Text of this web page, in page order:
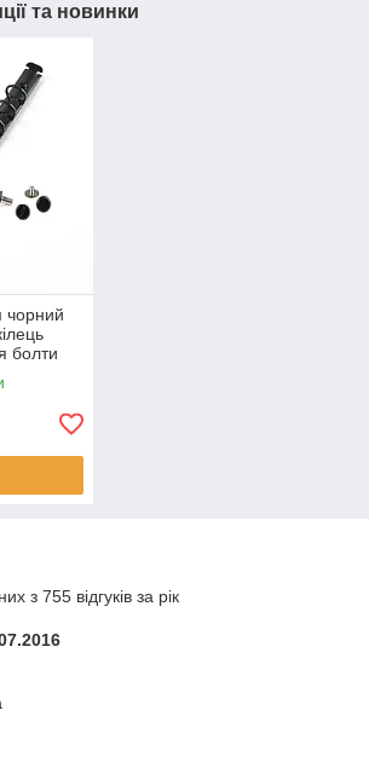
та новинки
чорний
болти
з 755 відгуків за рік